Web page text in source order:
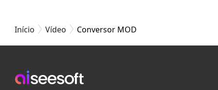
Início Vídeo Conversor MOD